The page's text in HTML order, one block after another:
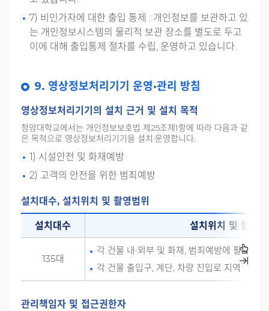
7) 비인가자에 대한 출입 통제 : 개인정보를 보관하고 있
는 개인정보시스템의 물리적 보관 장소를 별도로 두고
이에 대해 출입통제 절차를 수립, 운영하고 있습니다.
9. 영상정보처리기기 운영·관리 방침
영상정보처리기기의 설치 근거 및 설치 목적
청암대학교에서는 개인정보보호법 제25조제1항에 따라 다음과 같
은 목적으로 영상정보처리기기을 설치·운영합니다.
1) 시설안전 및 화재예방
2) 고객의 안전을 위한 범죄예방
설치대수, 설치위치 및 촬영범위
설치대수 설치위치 및 촬영
135대
각 건물 내·외부 및 화재, 범죄예방에 필요한
각 건물 출입구, 계단, 차량 진입로 지역
관리책임자 및 접근권한자